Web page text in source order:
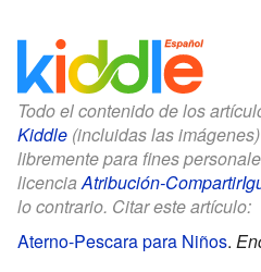
Todo el contenido de los
Kiddle (incluidas las
libremente para fines
licenciaAtribución-
lo contrario. Citar este artículo:
Aterno-Pescara para Niños.